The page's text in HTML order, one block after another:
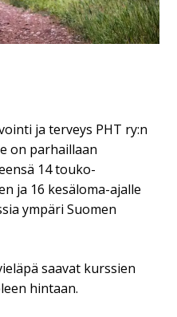
ja terveys PHT ry:n
on parhaillaan
14 touko-
ja 16 kesäloma-ajalle
ympäri Suomen
saavat kurssien
hintaan.